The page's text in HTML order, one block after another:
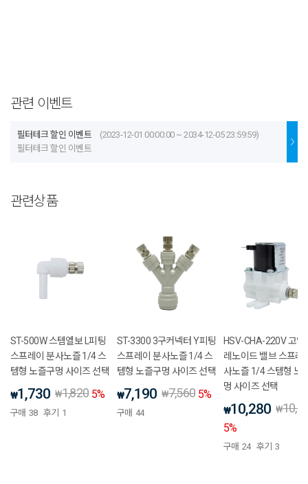
관련 이벤트
필터테크 할인 이벤트
(2023-12-01 00:00:00 ~ 2034-12-05 23:59:59)
필터테크 할인 이벤트
관련상품
ST-500W 스템엘보 L피팅
스프레이 분사노즐 1/4 스
템형 노즐구멍 사이즈 선택
₩1,730 ₩1,820 5%
구매 38 후기 1
ST-3300 3구커넥터 Y피팅
스프레이 분사노즐 1/4 스
템형 노즐구멍 사이즈 선택
₩7,190 ₩7,560 5%
구매 44
HSV-CHA-220V 고압
레노이드 밸브 스프레
사노즐 1/4 스템형 노
멍 사이즈 선택
₩10,280 ₩
5%
구매 24 후기 3